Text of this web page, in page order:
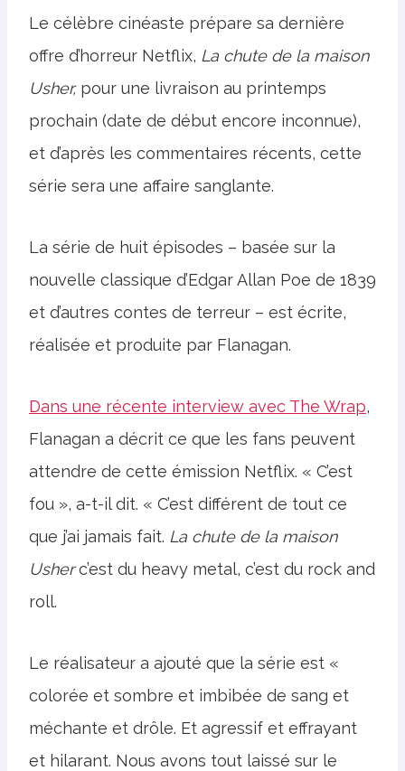
Le célèbre cinéaste prépare sa dernière
offre d’horreur Netflix, La chute de la maison
Usher,pour une livraison au printemps
prochain (date de début encore inconnue),
et d’après les commentaires récents, cette
série sera une affaire sanglante.
La série de huit épisodes – basée sur la
nouvelle classique d’Edgar Allan Poe de 1839
et d’autres contes de terreur – est écrite,
réalisée et produite par Flanagan.
Dans une récente interview avec The Wrap,
Flanagan a décrit ce que les fans peuvent
attendre de cette émission Netflix. « C’est
fou », a-t-il dit. « C’est différent de tout ce
que j’ai jamais fait. La chute de la maison
Usherc’est du heavy metal, c’est du rock and
roll.
Le réalisateur a ajouté que la série est «
colorée et sombre et imbibée de sang et
méchante et drôle. Et agressif et effrayant
et hilarant. Nous avons tout laissé sur le